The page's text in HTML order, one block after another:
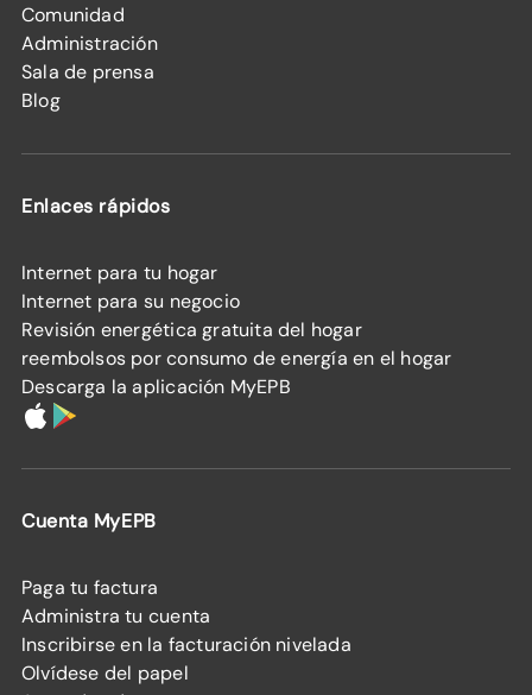
Comunidad
Administración
Sala de prensa
Blog
Enlaces rápidos
Internet para tu hogar
Internet para su negocio
Revisión energética gratuita del hogar
reembolsos por consumo de energía en el hogar
Descarga la aplicación MyEPB
Cuenta MyEPB
Paga tu factura
Administra tu cuenta
Inscribirse en la facturación nivelada
Olvídese del papel